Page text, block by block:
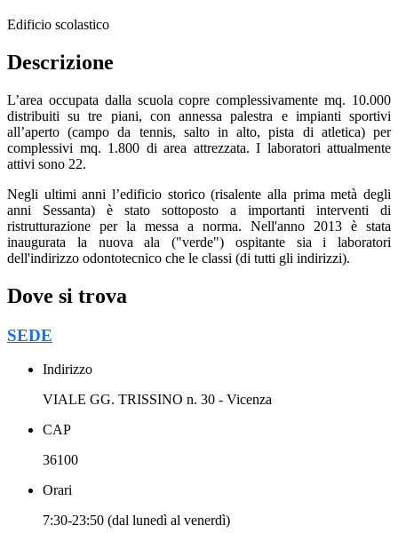
Edificio scolastico
Descrizione
L’area occupata dalla scuola copre complessivamente mq. 10.000
distribuiti su tre piani, con annessa palestra e impianti sportivi
all’aperto (campo da tennis, salto in alto, pista di atletica) per
complessivi mq. 1.800 di area attrezzata. I laboratori attualmente
attivi sono 22.
Negli ultimi anni l’edificio storico (risalente alla prima metà degli
anni Sessanta) è stato sottoposto a importanti interventi di
ristrutturazione per la messa a norma. Nell'anno 2013 è stata
inaugurata la nuova ala ("verde") ospitante sia i laboratori
dell'indirizzo odontotecnico che le classi (di tutti gli indirizzi).
Dove si trova
SEDE
Indirizzo
VIALE GG. TRISSINO n. 30 - Vicenza
CAP
36100
Orari
7:30-23:50 (dal lunedì al venerdì)